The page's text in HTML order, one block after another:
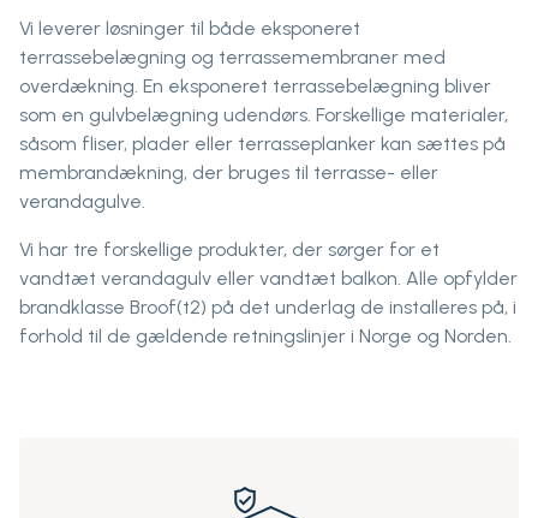
Vi leverer løsninger til både eksponeret
terrassebelægning og terrassemembraner med
overdækning. En eksponeret terrassebelægning bliver
som en gulvbelægning udendørs. Forskellige materialer,
såsom fliser, plader eller terrasseplanker kan sættes på
membrandækning, der bruges til terrasse- eller
verandagulve.
Vi har tre forskellige produkter, der sørger for et
vandtæt verandagulv eller vandtæt balkon. Alle opfylder
brandklasse Broof(t2) på det underlag de installeres på, i
forhold til de gældende retningslinjer i Norge og Norden.